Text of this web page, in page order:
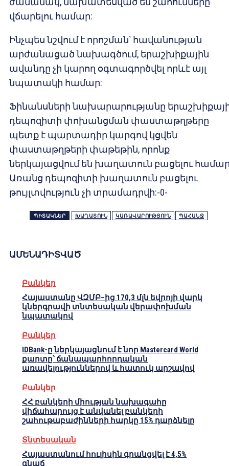
վճարելու համար:
Ինչպես նշվում է որոշման՝ հավանության
արժանացած նախագծում, երաշխիքային
ավանդը չի կարող օգտագործվել որևէ այլ
նպատակի համար:
Ֆինանսների նախարարությանը
դեպոզիտի փոխանցման փաստաթղթերը
պետք է պարտադիր կարգով կցվեն
փաստաթղթերի փաթեթին, որոնք
ներկայացվում են խաղատուն բացելու
Առանց դեպոզիտի խաղատուն բացելու
թույլտվություն չի տրամադրվի:-0-
ՊԻՏԱԿՆԵՐ ԽԱՂԱՏՈՒՆ ԿԱՌԱՎԱՐՈՒԹՅՈՒՆ ՊԱՀԱՆՋ
ԱՄԵՆԱԴԻՏՎԱԾ
Բանկեր
Հայաստանը ՎԶՄԲ–ից 170,3 մլն եվրոյի վարկ
կներգրավի տնտեսական վերափոխման
նպատակով
Բանկեր
IDBank-ը ներկայացնում է նոր Mastercard World
քարտը՝ ճանապարհորդական
առավելություններով և հատուկ արշավով
Բանկեր
ՀՀ բանկերի միության նախագահը
վիճահարույց է անվանել բանկերի
շահութաբաժինների հարկը 15% դարձնելը
Տնտեսական
Հայաստանում հուլիսին գրանցվել է 4,5%
գնաճ